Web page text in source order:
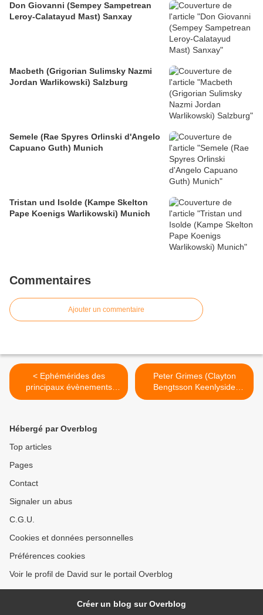
Don Giovanni (Sempey Sampetrean
Leroy-Calatayud Mast) Sanxay
Macbeth (Grigorian Sulimsky Nazmi
Jordan Warlikowski) Salzburg
Semele (Rae Spyres Orlinski d'Angelo
Capuano Guth) Munich
Tristan und Isolde (Kampe Skelton
Pape Koenigs Warlikowski) Munich
Commentaires
Ajouter un commentaire
< Ephémérides des
principaux évènements
astronomiques de 2023
Peter Grimes (Clayton
Bengtsson Keenlyside
Soddy Warner) Opéra de
Hébergé par Overblog
Top articles
Pages
Contact
Signaler un abus
C.G.U.
Cookies et données personnelles
Préférences cookies
Voir le profil de David sur le portail Overblog
Créer un blog sur Overblog